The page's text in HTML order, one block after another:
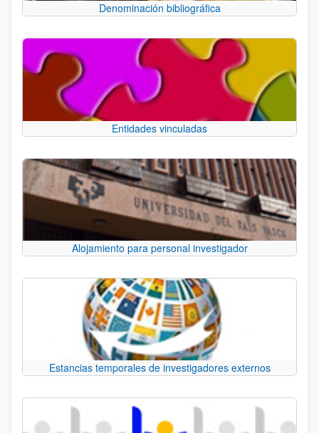
Denominación bibliográfica
Entidades vinculadas
Alojamiento para personal investigador
Estancias temporales de investigadores externos